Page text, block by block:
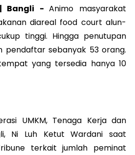
| Bangli -Animo masyarakat
diareal food court alun-
tinggi. Hingga penutupan
pendaftar sebanyak 53 orang.
yang tersedia hanya 10
UMKM, Tenaga Kerja dan
Ni Luh Ketut Wardani saat
terkait jumlah peminat